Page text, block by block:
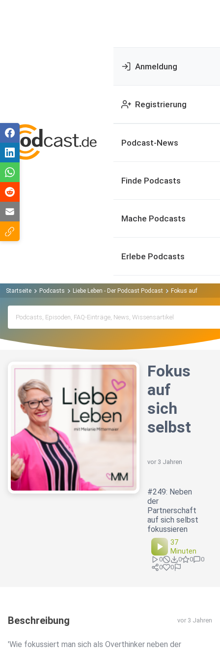
Anmeldung
Registrierung
Podcast-News
Finde Podcasts
Mache Podcasts
Erlebe Podcasts
Startseite Podcasts Liebe Leben - Der Podcast Podcast Fokus auf sich
Fokus
auf
sich
selbst
vor 3 Jahren
#249: Neben
der
Partnerschaft
auf sich selbst
fokussieren
37
Minuten
0 0 0
0
0
0
Beschreibung vor 3 Jahren
'Wie fokussiert man sich als Overthinker neben der